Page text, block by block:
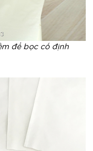
để bọc cố định